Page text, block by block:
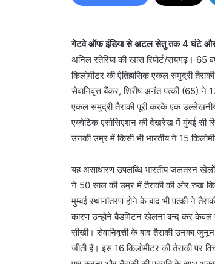
गेटवे ऑफ इंडिया से अटल सेतु तक 4 घंटे और
अनिल रतेरिया की खास रिपोर्ट/रायगढ़।
किलोमीटर की ऐतिहासिक एकल समुद्री
सेवानिवृत्त बैंकर, शिरीष अनंत पत्की (65)
एकल समुद्री तैराकी पूरी करके एक उल्लेखनीय
एक्वेटिक एसोसिएशन की देखरेख में मुंबई सी
उनकी उम्र में किसी भी भारतीय ने 15
यह असाधारण उपलब्धि भारतीय जलतरन
ने 50 साल की उम्र में तैराकी की ओर रुख
मुम्बई स्थानांतरण होने के बाद भी पत्की ने
कारण उन्होने बैडमिंटन खेलना बन्द कर केवल
सीखी। सेवानिवृत्ती के बाद तैराकी उनका
जीती हैं। इस 16 किलोमीटर की तैराकी पर